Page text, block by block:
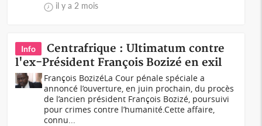
il y a 2 mois
Info
Centrafrique : Ultimatum contre
l'ex-Président François Bozizé en exil
François BozizéLa Cour pénale spéciale a
annoncé l’ouverture, en juin prochain, du procès
de l’ancien président François Bozizé, poursuivi
pour crimes contre l’humanité.Cette affaire,
connu...